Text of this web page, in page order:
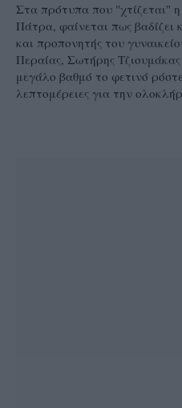
Στα πρότυπα που "χτίζεται"
Πάτρα, φαίνεται πως
και προπονητής του
Περαίας, Σωτήρης Τζιουμάκας
μεγάλο βαθμό το φετινό
λεπτομέρειες για την